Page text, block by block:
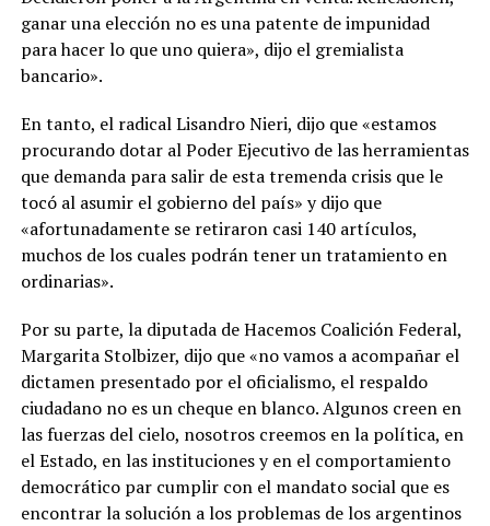
ganar una elección no es una patente de impunidad
para hacer lo que uno quiera», dijo el gremialista
bancario».
En tanto, el radical Lisandro Nieri, dijo que «estamos
procurando dotar al Poder Ejecutivo de las herramientas
que demanda para salir de esta tremenda crisis que le
tocó al asumir el gobierno del país» y dijo que
«afortunadamente se retiraron casi 140 artículos,
muchos de los cuales podrán tener un tratamiento en
ordinarias».
Por su parte, la diputada de Hacemos Coalición Federal,
Margarita Stolbizer, dijo que «no vamos a acompañar el
dictamen presentado por el oficialismo, el respaldo
ciudadano no es un cheque en blanco. Algunos creen en
las fuerzas del cielo, nosotros creemos en la política, en
el Estado, en las instituciones y en el comportamiento
democrático par cumplir con el mandato social que es
encontrar la solución a los problemas de los argentinos